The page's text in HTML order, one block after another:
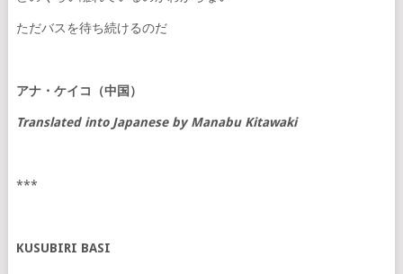
ただバスを待ち続けるのだ
アナ・ケイコ（中国）
Translated into Japanese by Manabu Kitawaki
***
KUSUBIRI BASI